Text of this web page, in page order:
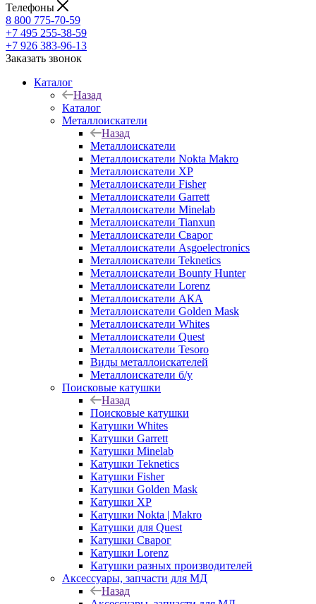
Телефоны
8 800 775-70-59
+7 495 255-38-59
+7 926 383-96-13
Заказать звонок
Каталог
Назад
Каталог
Металлоискатели
Назад
Металлоискатели
Металлоискатели Nokta Makro
Металлоискатели XP
Металлоискатели Fisher
Металлоискатели Garrett
Металлоискатели Minelab
Металлоискатели Tianxun
Металлоискатели Сварог
Металлоискатели Asgoelectronics
Металлоискатели Teknetics
Металлоискатели Bounty Hunter
Металлоискатели Lorenz
Металлоискатели АКА
Металлоискатели Golden Mask
Металлоискатели Whites
Металлоискатели Quest
Металлоискатели Tesoro
Виды металлоискателей
Металлоискатели б/у
Поисковые катушки
Назад
Поисковые катушки
Катушки Whites
Катушки Garrett
Катушки Minelab
Катушки Teknetics
Катушки Fisher
Катушки Golden Mask
Катушки XP
Катушки Nokta | Makro
Катушки для Quest
Катушки Сварог
Катушки Lorenz
Катушки разных производителей
Аксессуары, запчасти для МД
Назад